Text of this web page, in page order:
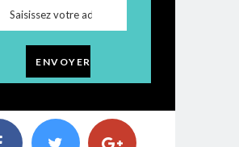
ENVOYER